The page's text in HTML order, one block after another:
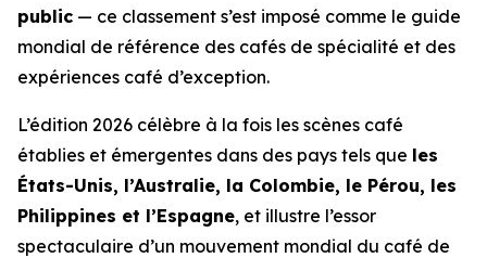
public — ce classement s’est imposé comme le guide
mondial de référence des cafés de spécialité et des
expériences café d’exception.
L’édition 2026 célèbre à la fois les scènes café
établies et émergentes dans des pays tels que les
États-Unis, l’Australie, la Colombie, le Pérou, les
Philippines et l’Espagne, et illustre l’essor
spectaculaire d’un mouvement mondial du café de